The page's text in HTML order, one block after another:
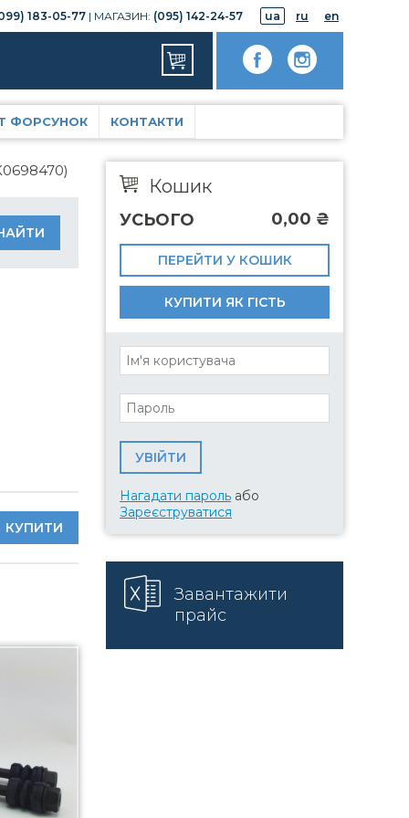
183-05-77 | МАГАЗИН: (095) 142-24-57 ua ru en
ФОРСУНОК КОНТАКТИ
КУПИТИ
Кошик
УСЬОГО 0,00 ₴
ПЕРЕЙТИ У КОШИК
КУПИТИ ЯК ГІСТЬ
Нагадати пароль або
Зареєструватися
Завантажити
прайс